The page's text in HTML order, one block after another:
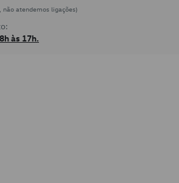
não atendemos ligações)
às 17h.